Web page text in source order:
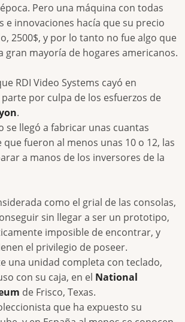
Pero una máquina con todas
e innovaciones hacía que su precio
2500$, y por lo tanto no fue algo que
gran mayoría de hogares americanos.
RDI Video Systems cayó en
por culpa de los esfuerzos de
.
se llegó a fabricar unas cuantas
que fueron al menos unas 10 o 12, las
a manos de los inversores de la
como el grial de las consolas,
sin llegar a ser un prototipo,
imposible de encontrar, y
el privilegio de poseer.
una unidad completa con teclado,
con su caja, en el National
de Frisco, Texas.
que ha expuesto su